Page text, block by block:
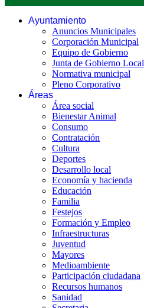
Ayuntamiento
Anuncios Municipales
Corporación Municipal
Equipo de Gobierno
Junta de Gobierno Local
Normativa municipal
Pleno Corporativo
Áreas
Área social
Bienestar Animal
Consumo
Contratación
Cultura
Deportes
Desarrollo local
Economía y hacienda
Educación
Familia
Festejos
Formación y Empleo
Infraestructuras
Juventud
Mayores
Medioambiente
Participación ciudadana
Recursos humanos
Sanidad